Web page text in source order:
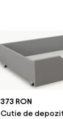
373 RON
Cutie de